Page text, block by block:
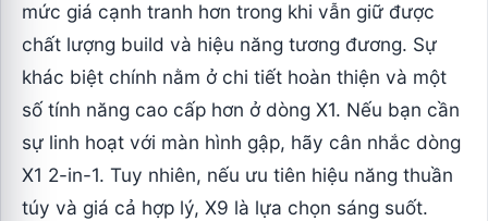
mức giá cạnh tranh hơn trong khi vẫn giữ được
chất lượng build và hiệu năng tương đương. Sự
khác biệt chính nằm ở chi tiết hoàn thiện và một
số tính năng cao cấp hơn ở dòng X1. Nếu bạn cần
sự linh hoạt với màn hình gập, hãy cân nhắc dòng
X1 2-in-1. Tuy nhiên, nếu ưu tiên hiệu năng thuần
túy và giá cả hợp lý, X9 là lựa chọn sáng suốt.